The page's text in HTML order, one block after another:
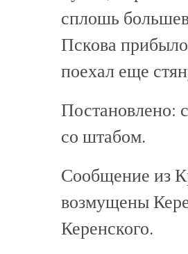
сплошь
Пскова
поехал еще
Постановлено:
со штабом.
Сообщение из
возмущены
Керенского.